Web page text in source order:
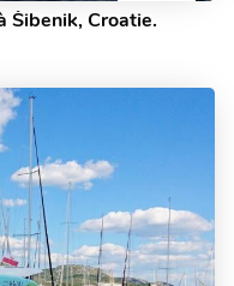
Šibenik, Croatie.